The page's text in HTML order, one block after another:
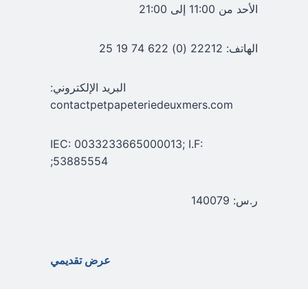
الأحد من 11:00 إلى 21:00
الهاتف: 22212 (0) 622 74 19 25
البريد الإلكتروني:
contactpetpapeteriedeuxmers.com
IEC: 0033233665000013; I.F:
53885554;
ر.س: 140079
عرض تقديمي